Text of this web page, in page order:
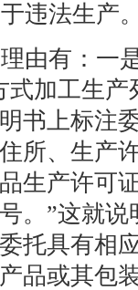
违法生产
由有：一
式加工生
书上标注
所、生产
生产许可
。”这就
托具有相
品或其包